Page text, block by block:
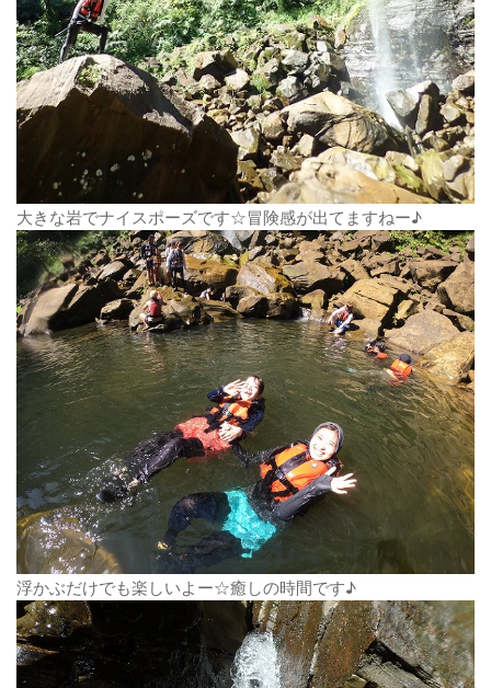
大きな岩でナイスポーズです☆冒険感が出てますねー♪
浮かぶだけでも楽しいよー☆癒しの時間です♪